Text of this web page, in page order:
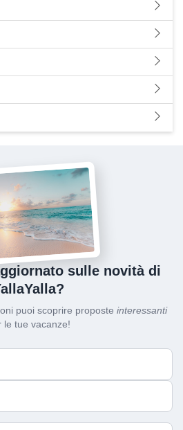
sulle novità di
puoi scoprire proposte interessanti
le tue vacanze!